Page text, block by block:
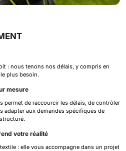
: nous tenons nos délais, y compris en
plus besoin.
mesure
permet de raccourcir les délais, de contrôler
adapter aux demandes spécifiques de
votre réalité
: elle vous accompagne dans un projet